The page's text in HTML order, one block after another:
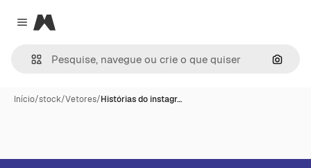
Close menu
Magnific
Início/stock/Vetores/Histórias do instagr…